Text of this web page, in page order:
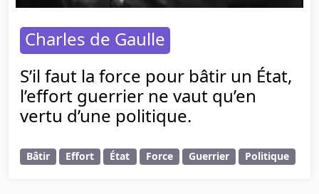
Charles de Gaulle
S’il faut la force pour bâtir un État,
l’effort guerrier ne vaut qu’en
vertu d’une politique.
Bâtir Effort État Force Guerrier Politique